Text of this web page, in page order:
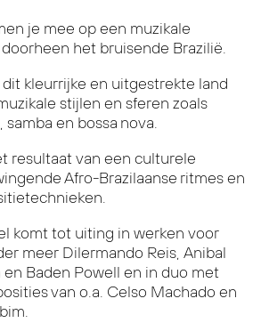
je mee op een muzikale
het bruisende Brazilië.
kleurrijke en uitgestrekte land
stijlen en sferen zoals
samba en bossa nova.
resultaat van een culturele
Afro-Brazilaanse ritmes en
komt tot uiting in werken voor
meer Dilermando Reis, Anibal
Baden Powell en in duo met
van o.a. Celso Machado en